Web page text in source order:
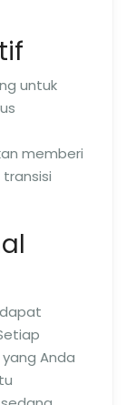
untuk
memberi
Anda